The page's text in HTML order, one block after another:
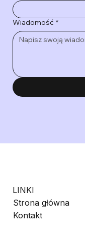
Wiadomość *
LINKI
Strona główna
Kontakt